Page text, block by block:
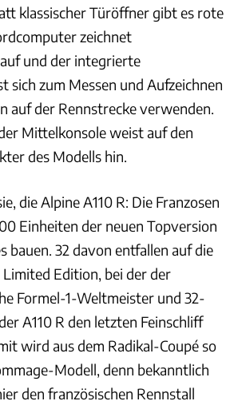
klassischer Türöffner gibt es rote
zeichnet
und der integrierte
sich zum Messen und Aufzeichnen
auf der Rennstrecke verwenden.
Mittelkonsole weist auf den
des Modells hin.
die Alpine A110 R: Die Franzosen
Einheiten der neuen Topversion
bauen. 32 davon entfallen auf die
Edition, bei der der
Formel-1-Weltmeister und 32-
A110 R den letzten Feinschliff
wird aus dem Radikal-Coupé so
Modell, denn bekanntlich
den französischen Rennstall